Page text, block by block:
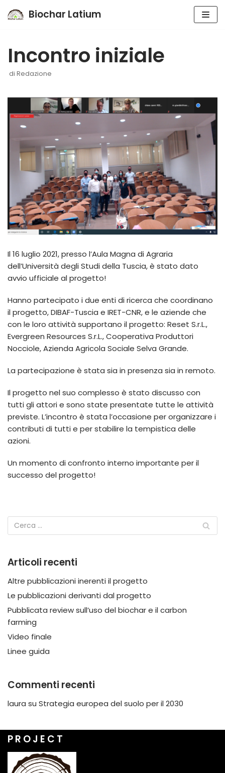
contenuto
Biochar Latium
Incontro iniziale
di Redazione
Il 16 luglio 2021, presso l’Aula Magna di Agraria
dell’Università degli Studi della Tuscia, è stato dato
avvio ufficiale al progetto!
Hanno partecipato i due enti di ricerca che coordinano
il progetto, DIBAF-Tuscia e IRET-CNR, e le aziende che
con le loro attività supportano il progetto: Reset S.r.L.,
Evergreen Resources S.r.L., Cooperativa Produttori
Nocciole, Azienda Agricola Sociale Selva Grande.
La partecipazione è stata sia in presenza sia in remoto.
Il progetto nel suo complesso è stato discusso con
tutti gli attori e sono state presentate tutte le attività
previste. L’incontro è stata l’occasione per organizzare i
contributi di tutti e per stabilire la tempistica delle
azioni.
Un momento di confronto interno importante per il
successo del progetto!
Articoli recenti
Altre pubblicazioni inerenti il progetto
Le pubblicazioni derivanti dal progetto
Pubblicata review sull’uso del biochar e il carbon
farming
Video finale
Linee guida
Commenti recenti
laura su Strategia europea del suolo per il 2030
P R O J E C T